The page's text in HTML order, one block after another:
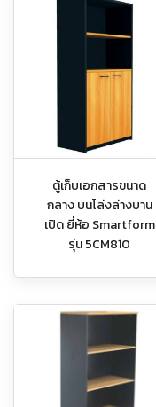
ตู้เก็บเอกสารขนาด
กลาง บนโล่งล่างบาน
เปิด ยี่ห้อ Smartform
รุ่น 5CM810